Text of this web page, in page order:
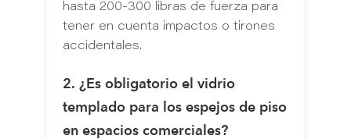
hasta 200-300 libras de fuerza para
tener en cuenta impactos o tirones
accidentales.
2. ¿Es obligatorio el vidrio
templado para los espejos de piso
en espacios comerciales?